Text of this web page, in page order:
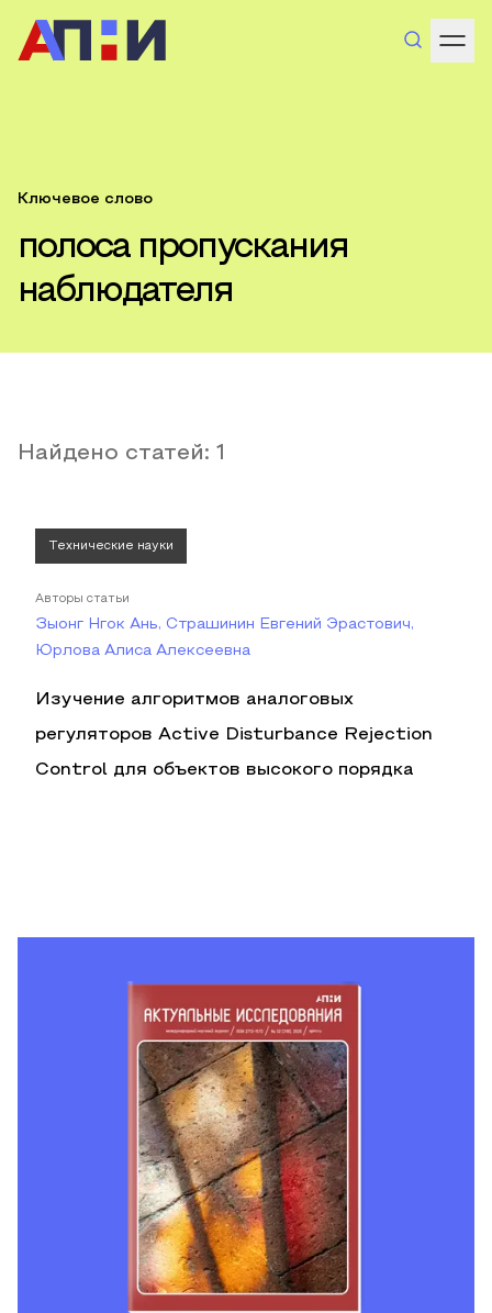
Ключевое слово
полоса пропускания
наблюдателя
Найдено статей: 1
Технические науки
Авторы статьи
Зыонг Нгок Ань, Страшинин Евгений Эрастович,
Юрлова Алиса Алексеевна
Изучение алгоритмов аналоговых
регуляторов Active Disturbance Rejection
Control для объектов высокого порядка